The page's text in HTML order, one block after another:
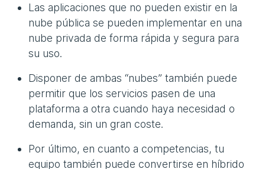
Las aplicaciones que no pueden existir en la
nube pública se pueden implementar en una
nube privada de forma rápida y segura para
su uso.
Disponer de ambas “nubes” también puede
permitir que los servicios pasen de una
plataforma a otra cuando haya necesidad o
demanda, sin un gran coste.
Por último, en cuanto a competencias, tu
equipo también puede convertirse en híbrido